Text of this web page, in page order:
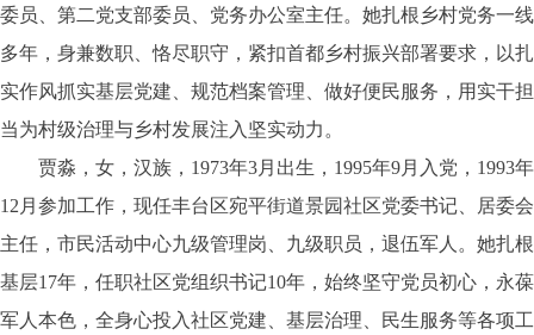
委员、第二党支部委员、党务办公室主任。她扎根乡村党务一线
多年，身兼数职、恪尽职守，紧扣首都乡村振兴部署要求，以扎
实作风抓实基层党建、规范档案管理、做好便民服务，用实干担
当为村级治理与乡村发展注入坚实动力。
贾淼，女，汉族， 1973年3月出生，1995年9月入党，1993年
12月参加工作，现任丰台区宛平街道景园社区党委书记、居委会
主任，市民活动中心九级管理岗、九级职员，退伍军人。她扎根
基层17年，任职社区党组织书记10年，始终坚守党员初心，永葆
军人本色，全身心投入社区党建、基层治理、民生服务等各项工